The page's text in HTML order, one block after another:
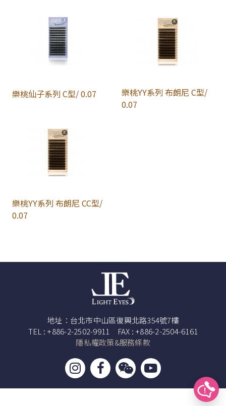
樂桃仙子系列 C型/ 0.07
樂桃YY系列 布朗尼 C型/
0.07
樂桃YY系列 布朗尼 CC型/
0.07
地址：台北市中山區復興北路354號7樓
TEL : +886-2-2502-9911 FAX : +886-2-2504-6161
隱私權政策&服務條款